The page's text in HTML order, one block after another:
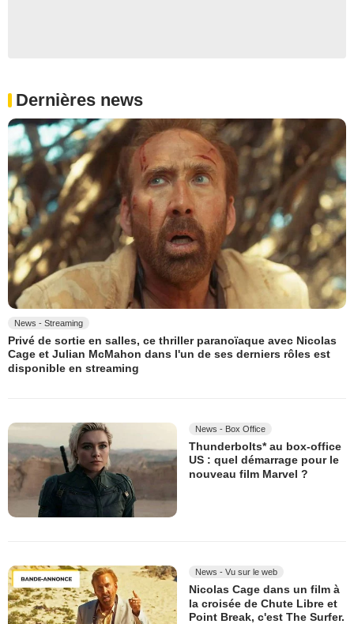
Dernières news
News - Streaming
Privé de sortie en salles, ce thriller paranoïaque avec Nicolas
Cage et Julian McMahon dans l'un de ses derniers rôles est
disponible en streaming
News - Box Office
Thunderbolts* au box-office
US : quel démarrage pour le
nouveau film Marvel ?
News - Vu sur le web
Nicolas Cage dans un film à
la croisée de Chute Libre et
Point Break, c'est The Surfer.